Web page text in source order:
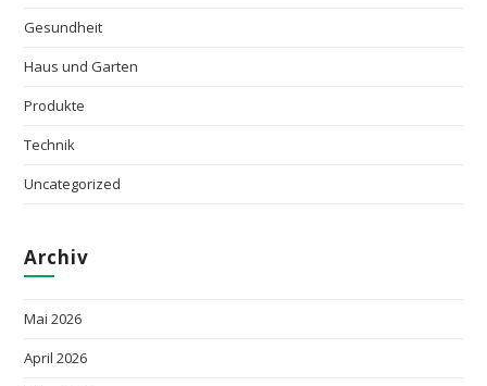
Gesundheit
Haus und Garten
Produkte
Technik
Uncategorized
Archiv
Mai 2026
April 2026